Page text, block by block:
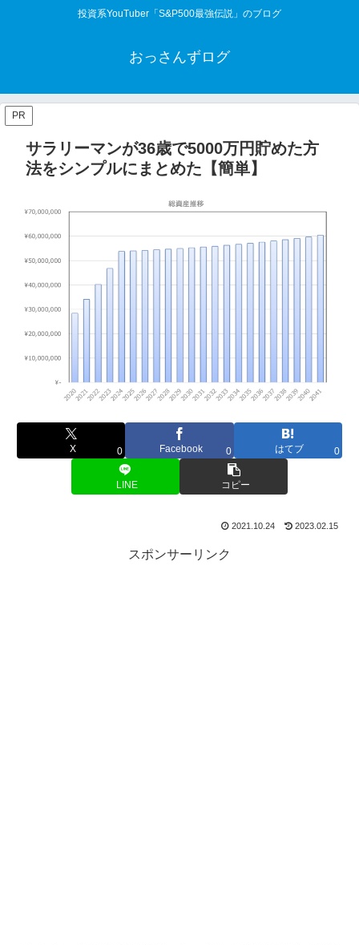
投資系YouTuber「S&P500最強伝説」のブログ
おっさんずログ
PR
サラリーマンが36歳で5000万円貯めた方
法をシンプルにまとめた【簡単】
X 0 Facebook 0 はてブ 0
LINE コピー
2021.10.24 2023.02.15
スポンサーリンク